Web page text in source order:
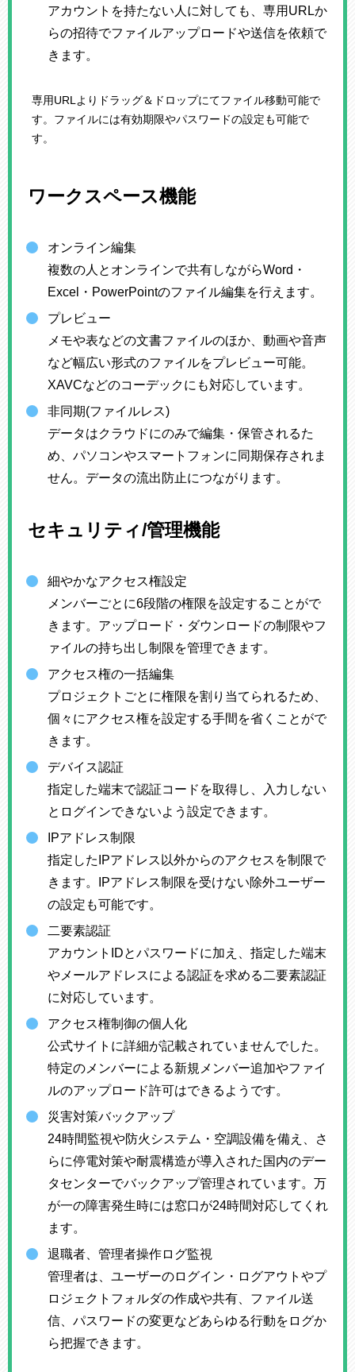
アカウントを持たない人に対しても、専用URLか
らの招待でファイルアップロードや送信を依頼で
きます。
専用URLよりドラッグ＆ドロップにてファイル移動可能で
す。ファイルには有効期限やパスワードの設定も可能で
す。
ワークスペース機能
オンライン編集
複数の人とオンラインで共有しながらWord・
Excel・PowerPointのファイル編集を行えます。
プレビュー
メモや表などの文書ファイルのほか、動画や音声
など幅広い形式のファイルをプレビュー可能。
XAVCなどのコーデックにも対応しています。
非同期(ファイルレス)
データはクラウドにのみで編集・保管されるた
め、パソコンやスマートフォンに同期保存されま
せん。データの流出防止につながります。
セキュリティ/管理機能
細やかなアクセス権設定
メンバーごとに6段階の権限を設定することがで
きます。アップロード・ダウンロードの制限やフ
ァイルの持ち出し制限を管理できます。
アクセス権の一括編集
プロジェクトごとに権限を割り当てられるため、
個々にアクセス権を設定する手間を省くことがで
きます。
デバイス認証
指定した端末で認証コードを取得し、入力しない
とログインできないよう設定できます。
IPアドレス制限
指定したIPアドレス以外からのアクセスを制限で
きます。IPアドレス制限を受けない除外ユーザー
の設定も可能です。
二要素認証
アカウントIDとパスワードに加え、指定した端末
やメールアドレスによる認証を求める二要素認証
に対応しています。
アクセス権制御の個人化
公式サイトに詳細が記載されていませんでした。
特定のメンバーによる新規メンバー追加やファイ
ルのアップロード許可はできるようです。
災害対策バックアップ
24時間監視や防火システム・空調設備を備え、さ
らに停電対策や耐震構造が導入された国内のデー
タセンターでバックアップ管理されています。万
が一の障害発生時には窓口が24時間対応してくれ
ます。
退職者、管理者操作ログ監視
管理者は、ユーザーのログイン・ログアウトやプ
ロジェクトフォルダの作成や共有、ファイル送
信、パスワードの変更などあらゆる行動をログか
ら把握できます。